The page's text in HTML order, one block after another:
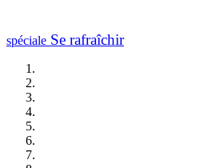
spéciale Se rafraîchir